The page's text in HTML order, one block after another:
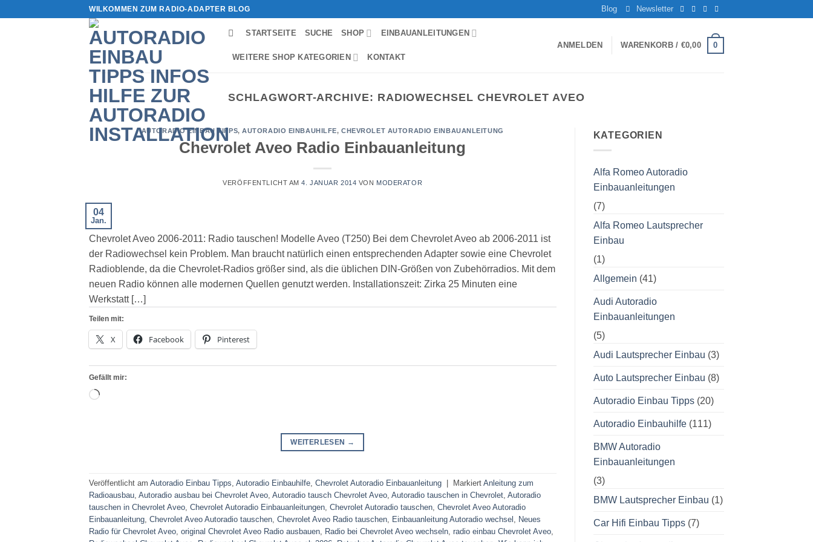
WILKOMMEN ZUM RADIO-ADAPTER BLOG Blog Newsletter
STARTSEITE SUCHE SHOP EINBAUANLEITUNGEN
WEITERE SHOP KATEGORIEN KONTAKT
ANMELDEN WARENKORB / €0,00 0
SCHLAGWORT-ARCHIVE: RADIOWECHSEL CHEVROLET AVEO
AUTORADIO EINBAU TIPPS,AUTORADIO EINBAUHILFE,CHEVROLET AUTORADIO EINBAUANLEITUNG
Chevrolet Aveo Radio Einbauanleitung
VERÖFFENTLICHT AM4. JANUAR 2014 VON MODERATOR
04
Jan.
Chevrolet Aveo 2006-2011: Radio tauschen! Modelle Aveo (T250) Bei dem Chevrolet Aveo ab 2006-2011 ist
der Radiowechsel kein Problem. Man braucht natürlich einen entsprechenden Adapter sowie eine Chevrolet
Radioblende, da die Chevrolet-Radios größer sind, als die üblichen DIN-Größen von Zubehörradios. Mit dem
neuen Radio können alle modernen Quellen genutzt werden. Installationszeit: Zirka 25 Minuten eine
Werkstatt […]
Teilen mit:
X Facebook Pinterest
Gefällt mir:
Wird
WEITERLESEN →
Veröffentlicht am Autoradio Einbau Tipps, Autoradio Einbauhilfe, Chevrolet Autoradio Einbauanleitung Markiert Anleitung zum
Radioausbau, Autoradio ausbau bei Chevrolet Aveo, Autoradio tausch Chevrolet Aveo, Autoradio tauschen in Chevrolet, Autoradio
tauschen in Chevrolet Aveo, Chevrolet Autoradio Einbauanleitungen, Chevrolet Autoradio tauschen, Chevrolet Aveo Autoradio
Einbauanleitung, Chevrolet Aveo Autoradio tauschen, Chevrolet Aveo Radio tauschen, Einbauanleitung Autoradio wechsel , Neues
Radio für Chevrolet Aveo, original Chevrolet Aveo Radio ausbauen, Radio bei Chevrolet Aveo wechseln, radio einbau Chevrolet Aveo,
KATEGORIEN
Alfa Romeo Autoradio
Einbauanleitungen
(7)
Alfa Romeo Lautsprecher
Einbau
(1)
Allgemein (41)
Audi Autoradio
Einbauanleitungen
(5)
Audi Lautsprecher Einbau (3)
Auto Lautsprecher Einbau (8)
Autoradio Einbau Tipps(20)
Autoradio Einbauhilfe(111)
BMW Autoradio
Einbauanleitungen
(3)
BMW Lautsprecher Einbau (1)
Car Hifi Einbau Tipps(7)